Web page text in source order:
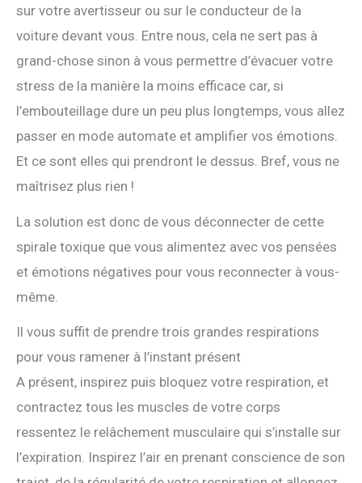
sur votre avertisseur ou sur le conducteur de la
voiture devant vous. Entre nous, cela ne sert pas à
grand-chose sinon à vous permettre d’évacuer votre
stress de la manière la moins efficace car, si
l’embouteillage dure un peu plus longtemps, vous allez
passer en mode automate et amplifier vos émotions.
Et ce sont elles qui prendront le dessus. Bref, vous ne
maîtrisez plus rien !
La solution est donc de vous déconnecter de cette
spirale toxique que vous alimentez avec vos pensées
et émotions négatives pour vous reconnecter à vous-
même.
Il vous suffit de prendre trois grandes respirations
pour vous ramener à l’instant présent
A présent, inspirez puis bloquez votre respiration, et
contractez tous les muscles de votre corps
ressentez le relâchement musculaire qui s’installe sur
l’expiration. Inspirez l’air en prenant conscience de son